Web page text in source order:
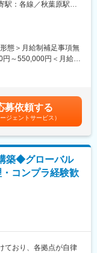
ダーへのステップアッ
安定した経営基盤を持
供に挑戦し続けていま
は東京本社にて、海外
際事業に関わる多様な
きます。
によるグローバル案件
業する環境です。
駅：各線／秋葉原駅受
海外拠点いずれか住
内全面禁煙変更の範
態＞月給制補足事項無
円～550,000円＜月給＞
手当を含めた表記です。
募依頼する
ージェントサービス）
築◆グローバル
コンプラ経験歓
ており、各拠点が自律